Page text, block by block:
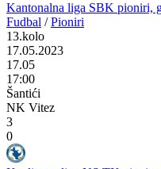
Kantonalna liga SBK pioniri,
Fudbal / Pioniri
13.kolo
17.05.2023
17.05
17:00
Šantići
NK Vitez
3
0